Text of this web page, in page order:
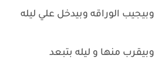
وبيجيب الوراقه وبيدخل علي ليله
وبيقرب منها و ليله بتبعد